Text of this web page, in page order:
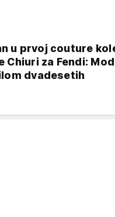
u prvoj couture
Chiuri za Fendi:
dvadesetih